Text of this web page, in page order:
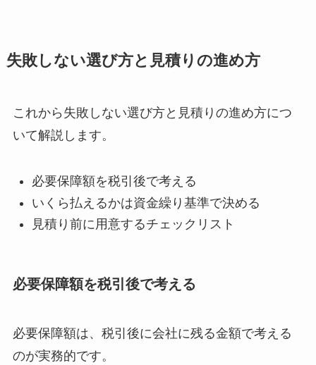
失敗しない選び方と見積りの進め方
これから失敗しない選び方と見積りの進め方につ
いて解説します。
必要保障額を税引後で考える
いくら払えるかは資金繰り基準で決める
見積り前に用意するチェックリスト
必要保障額を税引後で考える
必要保障額は、税引後に会社に残る金額で考える
のが実務的です。